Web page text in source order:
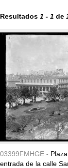
Resultados 1 - 1 de
03399FMHGE -
entrada de la calle